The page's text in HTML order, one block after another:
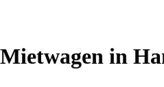
Mietwagen in